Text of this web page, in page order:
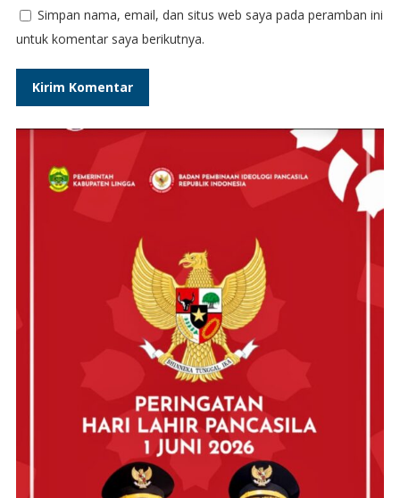
Simpan nama, email, dan situs web saya pada peramban ini
untuk komentar saya berikutnya.